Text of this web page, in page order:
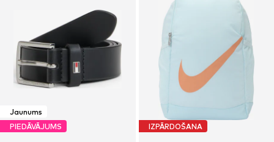
Jaunums
PIEDĀVĀJUMS
IZPĀRDOŠANA